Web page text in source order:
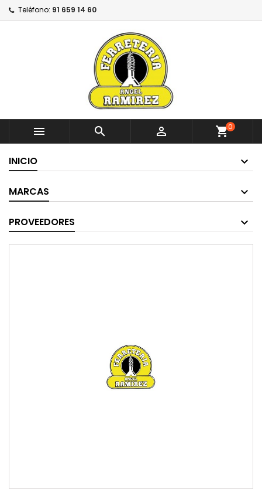
Teléfono: 91 659 14 60
   shopping_cart0
INICIO
MARCAS
PROVEEDORES